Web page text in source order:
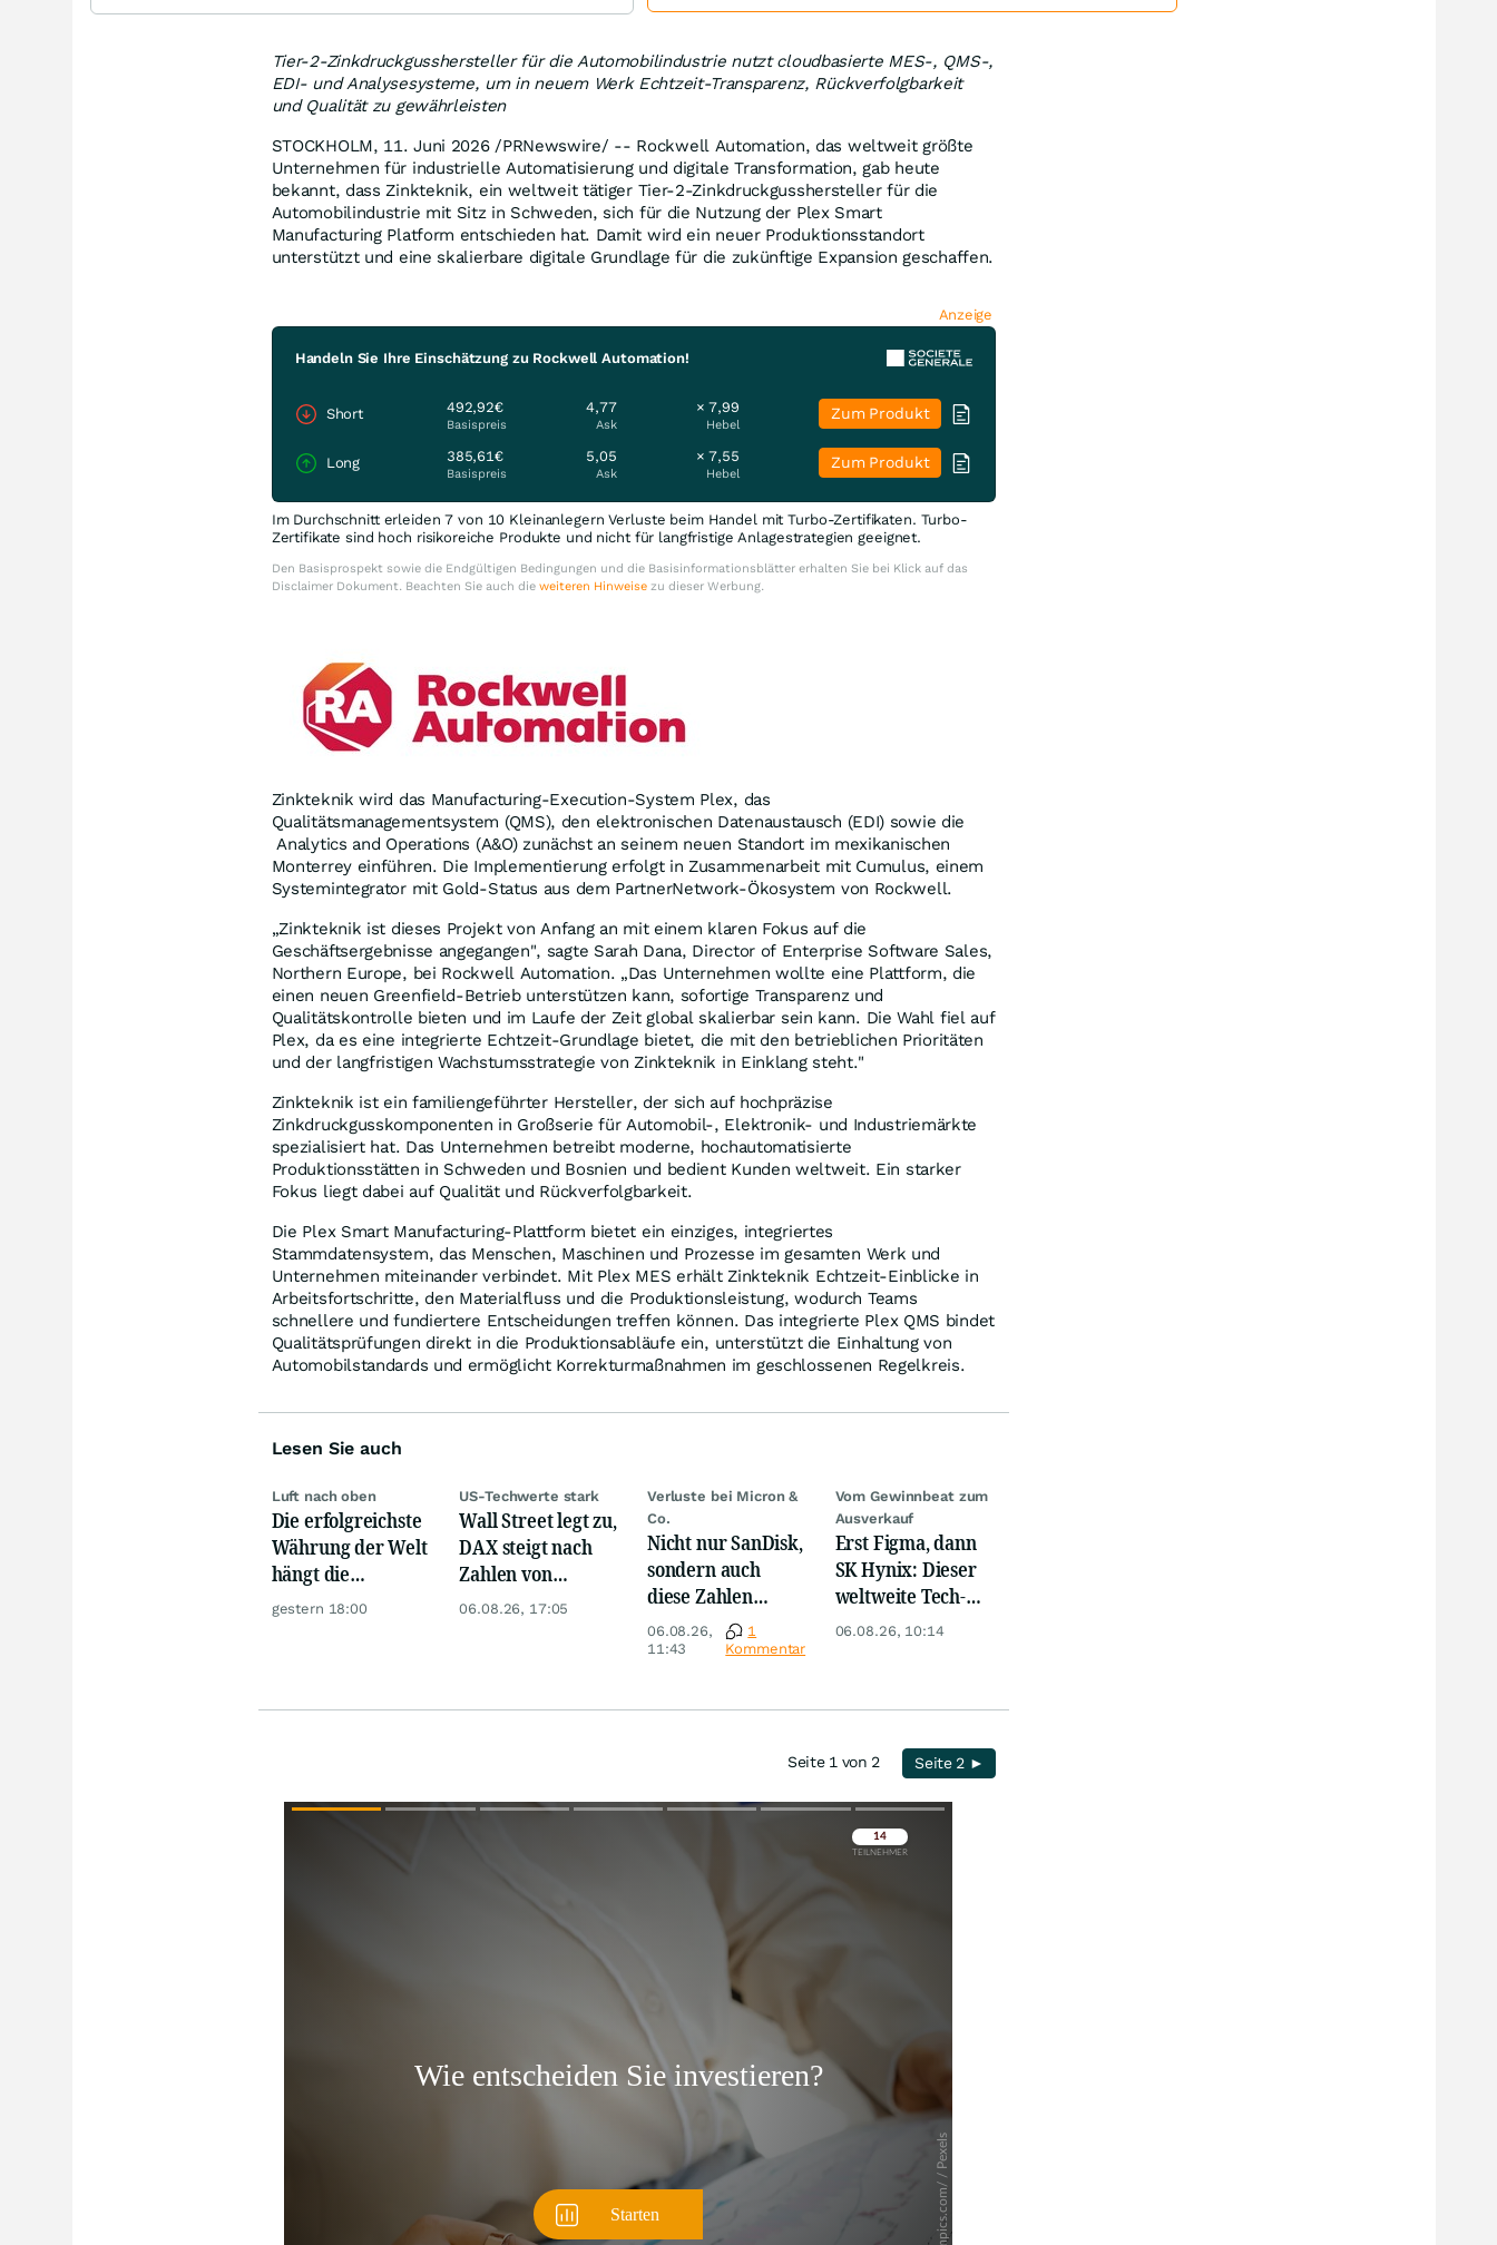
Tier-2-Zinkdruckgusshersteller für die Automobilindustrie nutzt cloudbasierte MES-, QMS-,
EDI- und Analysesysteme, um in neuem Werk Echtzeit-Transparenz, Rückverfolgbarkeit
und Qualität zu gewährleisten
STOCKHOLM, 11. Juni 2026/PRNewswire/ -- Rockwell Automation, das weltweit größte
Unternehmen für industrielle Automatisierung und digitale Transformation, gab heute
bekannt, dass Zinkteknik, ein weltweit tätiger Tier-2-Zinkdruckgusshersteller für die
Automobilindustrie mit Sitz in Schweden, sich für die Nutzung der Plex Smart
Manufacturing Platform entschieden hat. Damit wird ein neuer Produktionsstandort
unterstützt und eine skalierbare digitale Grundlage für die zukünftige Expansion geschaffen.
Anzeige
Handeln Sie Ihre Einschätzung zu Rockwell Automation!
Short 492,92€
Basispreis
4,77
Ask
× 7,99
Hebel
Zum Produkt
Long 385,61€
Basispreis
5,05
Ask
× 7,55
Hebel
Zum Produkt
Im Durchschnitt erleiden 7 von 10 Kleinanlegern Verluste beim Handel mit Turbo-Zertifikaten. Turbo-
Zertifikate sind hoch risikoreiche Produkte und nicht für langfristige Anlagestrategien geeignet.
Den Basisprospekt sowie die Endgültigen Bedingungen und die Basisinformationsblätter erhalten Sie bei Klick auf das
Disclaimer Dokument. Beachten Sie auch die weiteren Hinweisezu dieser Werbung.
Zinkteknik wird das Manufacturing-Execution-System Plex, das
Qualitätsmanagementsystem (QMS), den elektronischen Datenaustausch (EDI) sowie die
Analytics and Operations (A&O) zunächst an seinem neuen Standort im mexikanischen
Monterrey einführen. Die Implementierung erfolgt in Zusammenarbeit mit Cumulus, einem
Systemintegrator mit Gold-Status aus dem PartnerNetwork-Ökosystem von Rockwell.
„Zinkteknik ist dieses Projekt von Anfang an mit einem klaren Fokus auf die
Geschäftsergebnisse angegangen", sagte Sarah Dana, Director of Enterprise Software Sales,
Northern Europe, bei Rockwell Automation. „Das Unternehmen wollte eine Plattform, die
einen neuen Greenfield-Betrieb unterstützen kann, sofortige Transparenz und
Qualitätskontrolle bieten und im Laufe der Zeit global skalierbar sein kann. Die Wahl fiel auf
Plex, da es eine integrierte Echtzeit-Grundlage bietet, die mit den betrieblichen Prioritäten
und der langfristigen Wachstumsstrategie von Zinkteknik in Einklang steht."
Zinkteknik ist ein familiengeführter Hersteller, der sich auf hochpräzise
Zinkdruckgusskomponenten in Großserie für Automobil-, Elektronik- und Industriemärkte
spezialisiert hat. Das Unternehmen betreibt moderne, hochautomatisierte
Produktionsstätten in Schweden und Bosnien und bedient Kunden weltweit. Ein starker
Fokus liegt dabei auf Qualität und Rückverfolgbarkeit.
Die Plex Smart Manufacturing-Plattform bietet ein einziges, integriertes
Stammdatensystem, das Menschen, Maschinen und Prozesse im gesamten Werk und
Unternehmen miteinander verbindet. Mit Plex MES erhält Zinkteknik Echtzeit-Einblicke in
Arbeitsfortschritte, den Materialfluss und die Produktionsleistung, wodurch Teams
schnellere und fundiertere Entscheidungen treffen können. Das integrierte Plex QMS bindet
Qualitätsprüfungen direkt in die Produktionsabläufe ein, unterstützt die Einhaltung von
Automobilstandards und ermöglicht Korrekturmaßnahmen im geschlossenen Regelkreis.
Lesen Sie auch
Luft nach oben
Die erfolgreichste
Währung der Welt
hängt die
Konkurrenz ab
gestern 18:00
US-Techwerte stark
Wall Street legt zu,
DAX steigt nach
Zahlen von
Telekom, Henkel
06.08.26, 17:05
Verluste bei Micron &
Co.
Nicht nur SanDisk,
sondern auch
diese Zahlen
sorgen jetzt für
Ärger!
06.08.26,
11:43
1
Kommentar
Vom Gewinnbeat zum
Ausverkauf
Erst Figma, dann
SK Hynix: Dieser
weltweite Tech-
Crash vernichtet
06.08.26, 10:14
Seite 1 von 2 Seite 2 ►
Überspringen